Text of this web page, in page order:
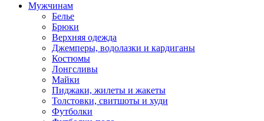
Мужчинам
Белье
Брюки
Верхняя одежда
Джемперы, водолазки и кардиганы
Костюмы
Лонгсливы
Майки
Пиджаки, жилеты и жакеты
Толстовки, свитшоты и худи
Футболки